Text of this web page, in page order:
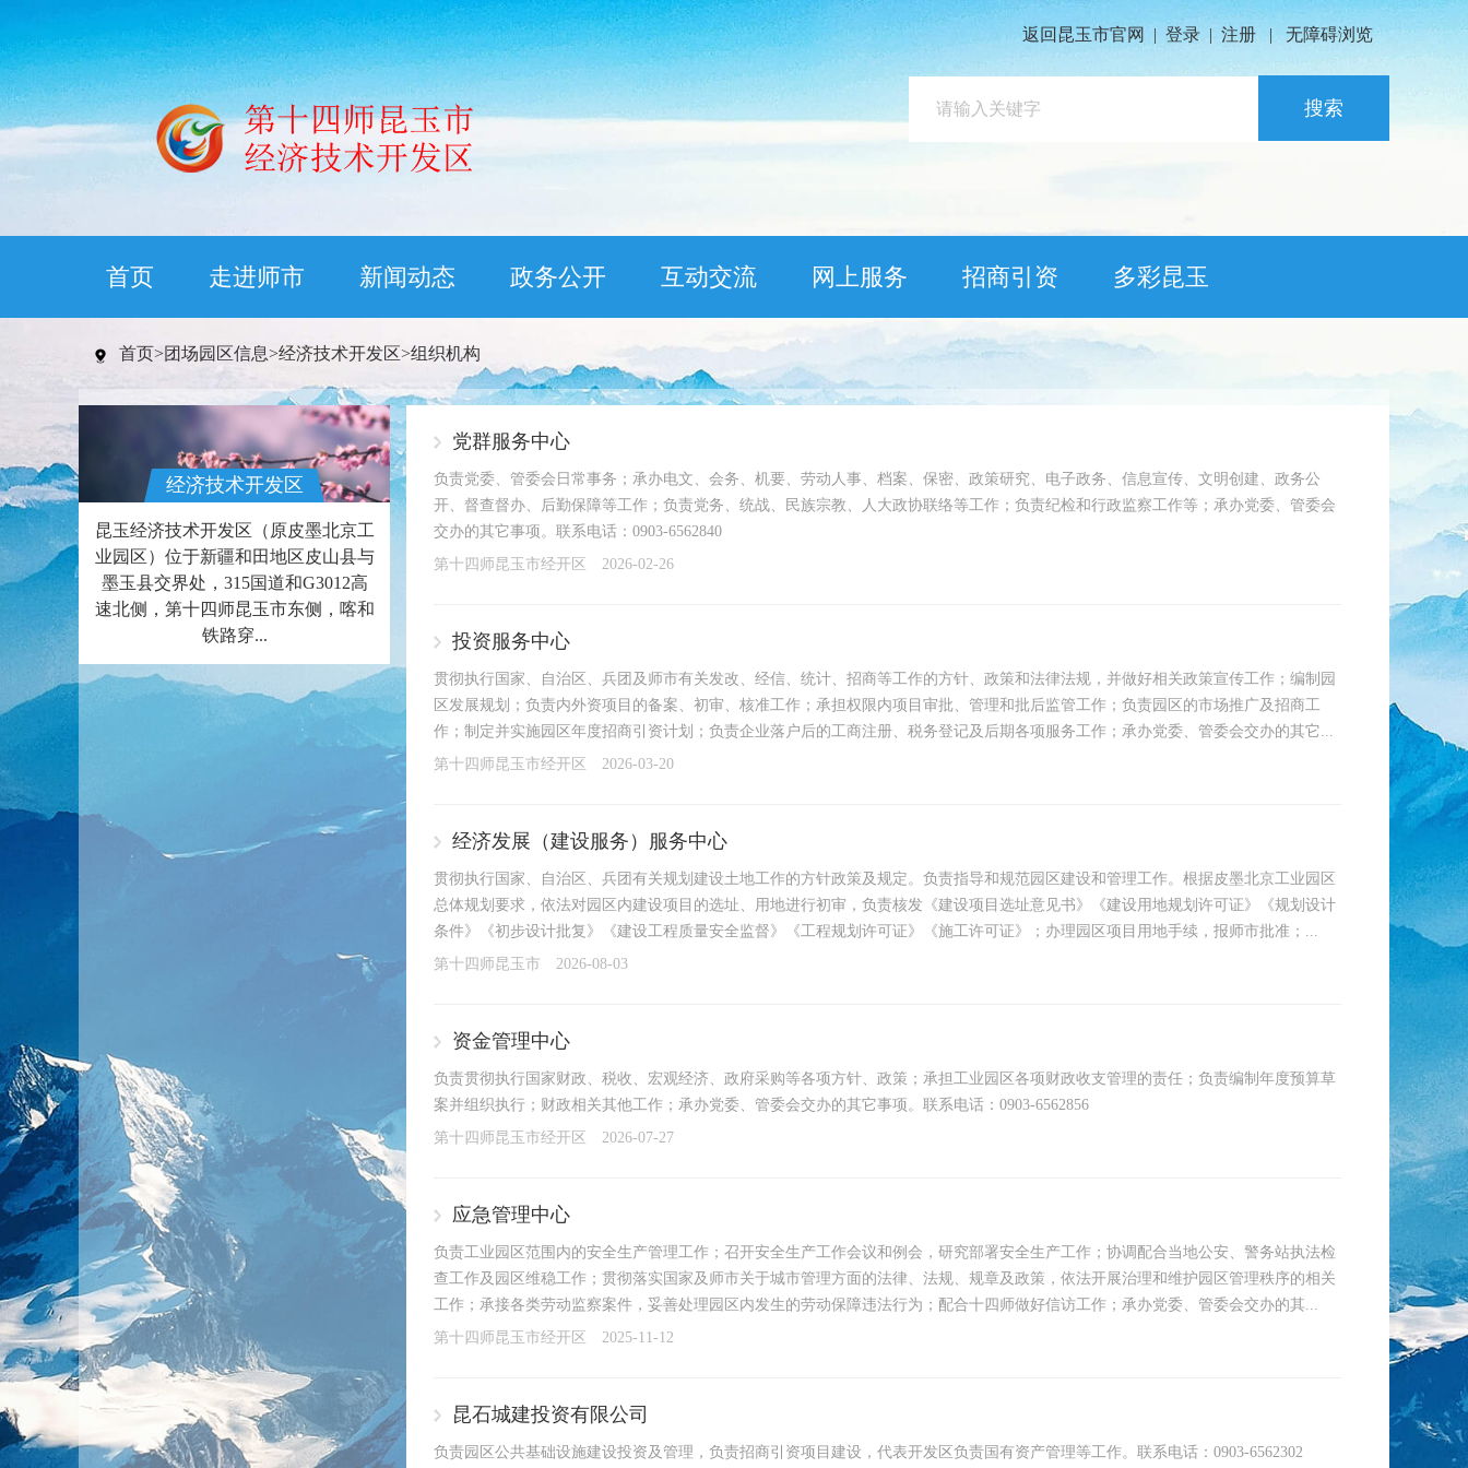
返回昆玉市官网 | 登录 | 注册 | 无障碍浏览
搜索
首页 走进师市 新闻动态 政务公开 互动交流 网上服务 招商引资 多彩昆玉
首页>团场园区信息>经济技术开发区>组织机构
经济技术开发区
昆玉经济技术开发区（原皮墨北京工
业园区）位于新疆和田地区皮山县与
墨玉县交界处，315国道和G3012高
速北侧，第十四师昆玉市东侧，喀和
铁路穿...
党群服务中心
负责党委、管委会日常事务；承办电文、会务、机要、劳动人事、档案、保密、政策研究、电子政务、信息宣传、文明创建、政务公
开、督查督办、后勤保障等工作；负责党务、统战、民族宗教、人大政协联络等工作；负责纪检和行政监察工作等；承办党委、管委会
交办的其它事项。联系电话：0903-6562840
第十四师昆玉市经开区
2026-02-26
投资服务中心
贯彻执行国家、自治区、兵团及师市有关发改、经信、统计、招商等工作的方针、政策和法律法规，并做好相关政策宣传工作；编制园
区发展规划；负责内外资项目的备案、初审、核准工作；承担权限内项目审批、管理和批后监管工作；负责园区的市场推广及招商工
作；制定并实施园区年度招商引资计划；负责企业落户后的工商注册、税务登记及后期各项服务工作；承办党委、管委会交办的其它...
第十四师昆玉市经开区
2026-03-20
经济发展（建设服务）服务中心
贯彻执行国家、自治区、兵团有关规划建设土地工作的方针政策及规定。负责指导和规范园区建设和管理工作。根据皮墨北京工业园区
总体规划要求，依法对园区内建设项目的选址、用地进行初审，负责核发《建设项目选址意见书》《建设用地规划许可证》《规划设计
条件》《初步设计批复》《建设工程质量安全监督》《工程规划许可证》《施工许可证》；办理园区项目用地手续，报师市批准；...
第十四师昆玉市
2026-08-03
资金管理中心
负责贯彻执行国家财政、税收、宏观经济、政府采购等各项方针、政策；承担工业园区各项财政收支管理的责任；负责编制年度预算草
案并组织执行；财政相关其他工作；承办党委、管委会交办的其它事项。联系电话：0903-6562856
第十四师昆玉市经开区
2026-07-27
应急管理中心
负责工业园区范围内的安全生产管理工作；召开安全生产工作会议和例会，研究部署安全生产工作；协调配合当地公安、警务站执法检
查工作及园区维稳工作；贯彻落实国家及师市关于城市管理方面的法律、法规、规章及政策，依法开展治理和维护园区管理秩序的相关
工作；承接各类劳动监察案件，妥善处理园区内发生的劳动保障违法行为；配合十四师做好信访工作；承办党委、管委会交办的其...
第十四师昆玉市经开区
2025-11-12
昆石城建投资有限公司
负责园区公共基础设施建设投资及管理，负责招商引资项目建设，代表开发区负责国有资产管理等工作。联系电话：0903-6562302